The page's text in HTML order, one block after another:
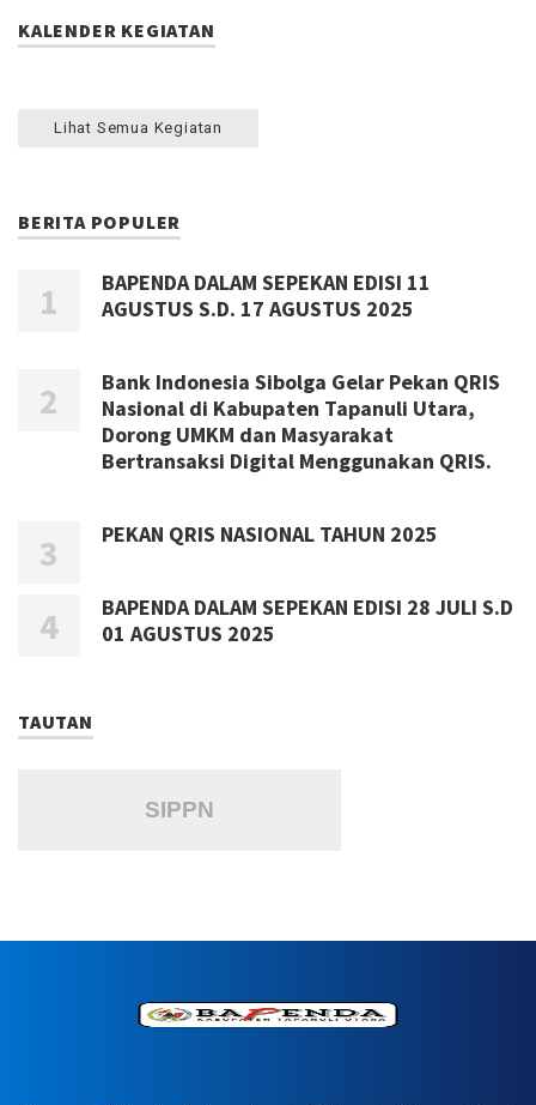
KALENDER KEGIATAN
Lihat Semua Kegiatan
BERITA POPULER
BAPENDA DALAM SEPEKAN EDISI 11
AGUSTUS S.D. 17 AGUSTUS 2025
Bank Indonesia Sibolga Gelar Pekan QRIS
Nasional di Kabupaten Tapanuli Utara,
Dorong UMKM dan Masyarakat
Bertransaksi Digital Menggunakan QRIS.
PEKAN QRIS NASIONAL TAHUN 2025
BAPENDA DALAM SEPEKAN EDISI 28 JULI S.D
01 AGUSTUS 2025
TAUTAN